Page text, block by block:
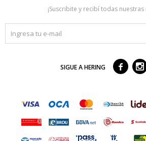
¡Suscribite y recibí todas
SIGUE A HERING  